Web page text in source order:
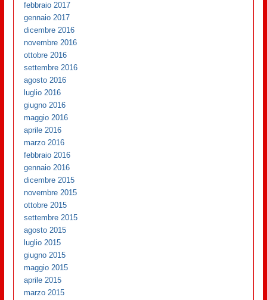
febbraio 2017
gennaio 2017
dicembre 2016
novembre 2016
ottobre 2016
settembre 2016
agosto 2016
luglio 2016
giugno 2016
maggio 2016
aprile 2016
marzo 2016
febbraio 2016
gennaio 2016
dicembre 2015
novembre 2015
ottobre 2015
settembre 2015
agosto 2015
luglio 2015
giugno 2015
maggio 2015
aprile 2015
marzo 2015